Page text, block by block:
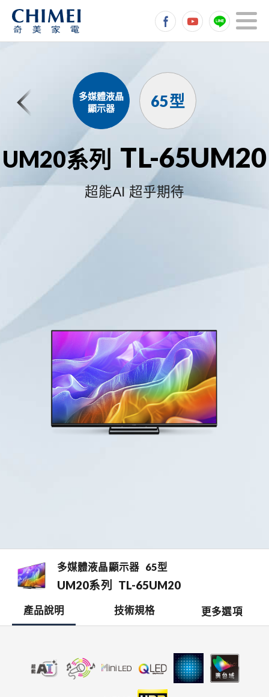
多媒體液晶
顯示器
65型
UM20系列 TL-65UM20
超能AI 超乎期待
多媒體液晶顯示器 65型
UM20系列 TL-65UM20
產品說明 技術規格 更多選項